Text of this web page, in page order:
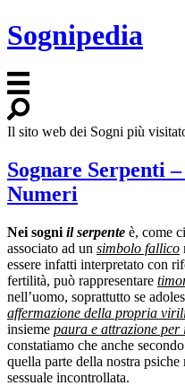
Sognipedia
Il sito web dei Sogni più
Sognare Serpenti
Numeri
Nei sogni il serpente è, come
associato ad un simbolo fallico
essere infatti interpretato con
fertilità, può rappresentare
nell’uomo, soprattutto se
affermazione della propria
insieme paura e attrazione per
constatiamo che anche secondo
quella parte della nostra psiche
sessuale incontrollata.